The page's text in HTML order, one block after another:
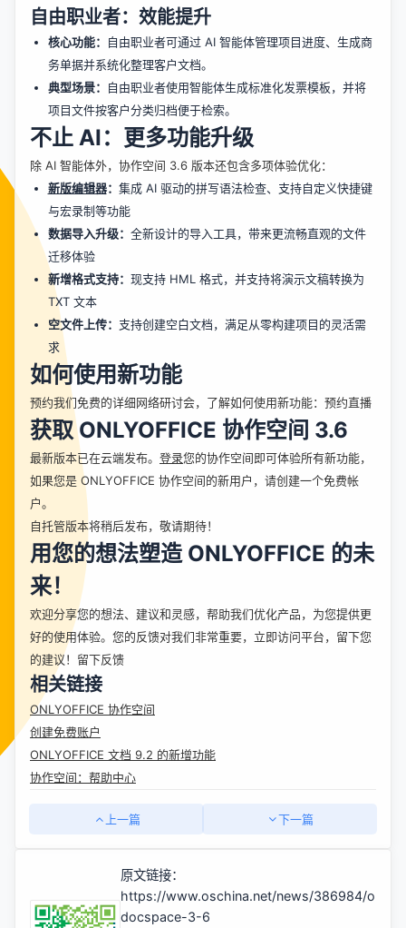
自由职业者：效能提升
核心功能：
自由职业者可通过 AI 智能体管理项目进度、生成商
务单据并系统化整理客户文档。
典型场景：
自由职业者使用智能体生成标准化发票模板，并将
项目文件按客户分类归档便于检索。
不止 AI：更多功能升级
除 AI 智能体外，协作空间 3.6 版本还包含多项体验优化：
新版编辑器： 集成 AI 驱动的拼写语法检查、支持自定义快捷键
与宏录制等功能
数据导入升级： 全新设计的导入工具，带来更流畅直观的文件
迁移体验
新增格式支持： 现支持 HML 格式，并支持将演示文稿转换为
TXT 文本
空文件上传： 支持创建空白文档，满足从零构建项目的灵活需
求
如何使用新功能
预约我们免费的详细网络研讨会，了解如何使用新功能： 预约直播
获取 ONLYOFFICE 协作空间 3.6
最新版本已在云端发布。 登录您的协作空间即可体验所有新功能，
如果您是 ONLYOFFICE 协作空间的新用户，请创建一个免费帐
户。
自托管版本将稍后发布，敬请期待！
用您的想法塑造 ONLYOFFICE 的未
来！
欢迎分享您的想法、建议和灵感，帮助我们优化产品，为您提供更
好的使用体验。您的反馈对我们非常重要，立即访问平台，留下您
的建议！ 留下反馈
相关链接
ONLYOFFICE 协作空间
创建免费账户
ONLYOFFICE 文档 9.2 的新增功能
协作空间：帮助中心
上一篇 下一篇
原文链接：
https://www.oschina.net/news/386984/
docspace-3-6